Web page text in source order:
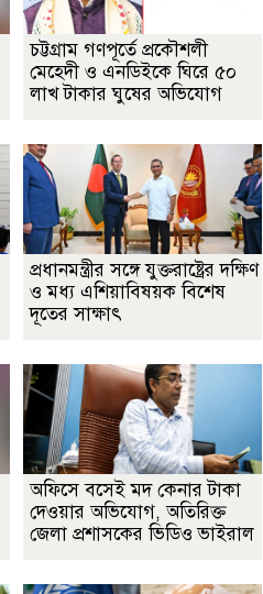
চট্টগ্রাম গণপূর্তে প্রকৌশলী
মেহেদী ও এনডিইকে ঘিরে ৫০
লাখ টাকার ঘুষের অভিযোগ
প্রধানমন্ত্রীর সঙ্গে যুক্তরাষ্ট্রের দক্ষিণ
ও মধ্য এশিয়াবিষয়ক বিশেষ
দূতের সাক্ষাৎ
অফিসে বসেই মদ কেনার টাকা
দেওয়ার অভিযোগ, অতিরিক্ত
জেলা প্রশাসকের ভিডিও ভাইরাল